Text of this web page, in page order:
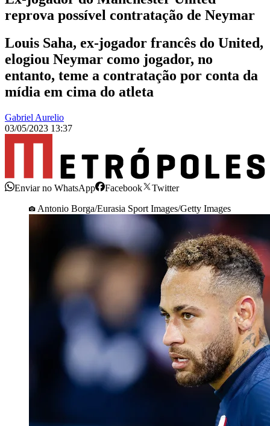
reprova possível contratação de Neymar
Louis Saha, ex-jogador francês do United,
elogiou Neymar como jogador, no
entanto, teme a contratação por conta da
mídia em cima do atleta
Gabriel Aurelio
03/05/2023 13:37
Enviar no WhatsApp Facebook
Twitter
Antonio Borga/Eurasia Sport Images/Getty Images